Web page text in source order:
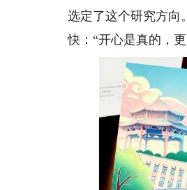
选定了这个研究方向
快：“开心是真的，